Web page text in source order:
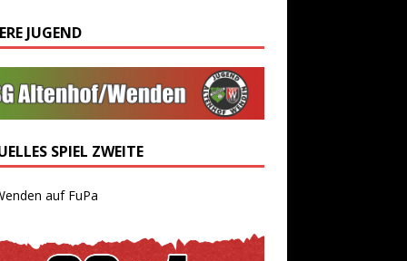
JUGEND
SPIEL ZWEITE
auf FuPa